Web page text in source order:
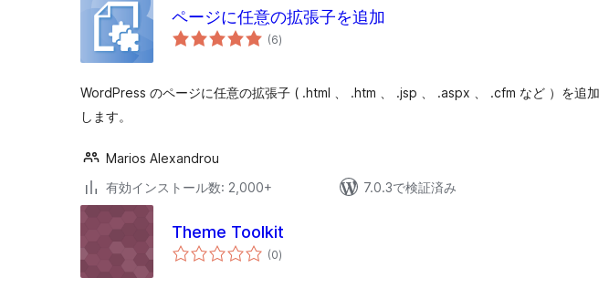
ページに任意の拡張子を追加
(6個
の)
WordPress のページに任意の拡張子 ( .html 、 .htm 、 .jsp 、 .aspx 、 .cfm など ）を追加
します。
Marios Alexandrou
有効インストール数: 2,000+
7.0.3で検証済み
Theme Toolkit
(0個
の)